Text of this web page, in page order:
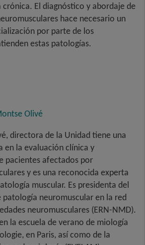
El diagnóstico y abordaje de
hace necesario un
por parte de los
estas patologías.
Olivé
directora de la Unidad tiene una
en la evaluación clínica y
pacientes afectados por
y es una reconocida experta
muscular. Es presidenta del
neuromuscular en la red
neuromusculares (ERN-NMD).
la escuela de verano de miología
en Paris, así como de la